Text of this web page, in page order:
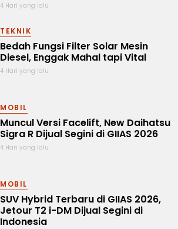
4 Hari yang lalu
TEKNIK
Bedah Fungsi Filter Solar Mesin
Diesel, Enggak Mahal tapi Vital
4 Hari yang lalu
MOBIL
Muncul Versi Facelift, New Daihatsu
Sigra R Dijual Segini di GIIAS 2026
4 Hari yang lalu
MOBIL
SUV Hybrid Terbaru di GIIAS 2026,
Jetour T2 i-DM Dijual Segini di
Indonesia